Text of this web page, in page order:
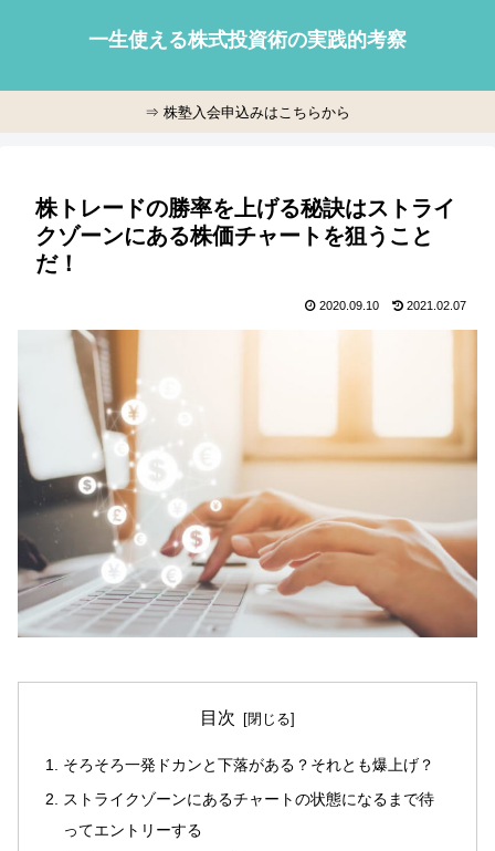
一生使える株式投資術の実践的考察
⇒ 株塾入会申込みはこちらから
株トレードの勝率を上げる秘訣はストライ
クゾーンにある株価チャートを狙うこと
だ！
2020.09.10 2021.02.07
目次
そろそろ一発ドカンと下落がある？それとも爆上げ？
ストライクゾーンにあるチャートの状態になるまで待
ってエントリーする